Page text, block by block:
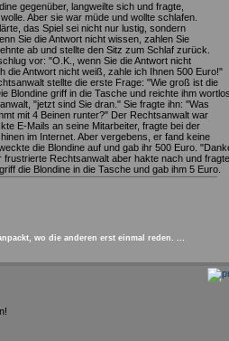
gegenüber, langweilte sich und fragte,
Aber sie war müde und wollte schlafen.
das Spiel sei nicht nur lustig, sondern
Sie die Antwort nicht wissen, zahlen Sie
ab und stellte den Sitz zum Schlaf zurück.
vor: "O.K., wenn Sie die Antwort nicht
die Antwort nicht weiß, zahle ich Ihnen 500 Euro!"
stellte die erste Frage: "Wie groß ist die
Blondine griff in die Tasche und reichte ihm wortlos
"jetzt sind Sie dran." Sie fragte ihn: "Was
mit 4 Beinen runter?" Der Rechtsanwalt war
E-Mails an seine Mitarbeiter, fragte bei der
im Internet. Aber vergebens, er fand keine
die Blondine auf und gab ihr 500 Euro.
Rechtsanwalt aber hakte nach und
die Blondine in die Tasche und gab ihm 5 Euro.
wo die anderen erst einmal reden. ...